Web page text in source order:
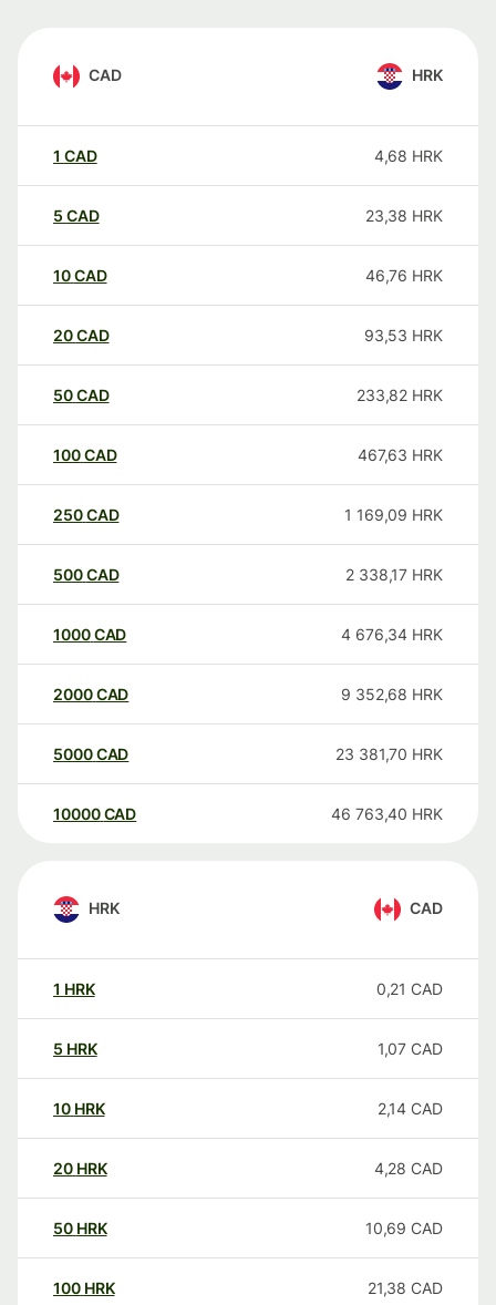
CAD HRK
1 CAD 4,68 HRK
5 CAD 23,38 HRK
10CAD 46,76 HRK
20CAD 93,53 HRK
50CAD 233,82 HRK
100CAD 467,63 HRK
250CAD 1 169,09 HRK
500CAD 2 338,17 HRK
1000CAD 4 676,34 HRK
2000CAD 9 352,68 HRK
5000CAD 23 381,70 HRK
10000 CAD 46 763,40 HRK
HRK CAD
1 HRK 0,21 CAD
5 HRK 1,07 CAD
10 HRK 2,14 CAD
20 HRK 4,28 CAD
50 HRK 10,69 CAD
100 HRK 21,38 CAD